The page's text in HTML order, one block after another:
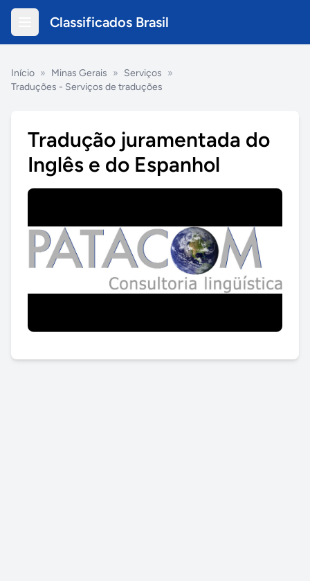
Classificados Brasil
Início » Minas Gerais » Serviços »
Traduções - Serviços de traduções
Tradução juramentada do
Inglês e do Espanhol